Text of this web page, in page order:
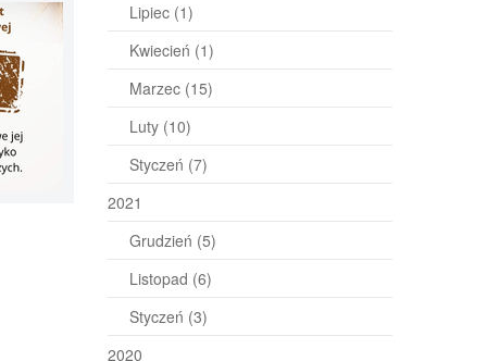
Lipiec (1)
Kwiecień (1)
Marzec (15)
Luty (10)
Styczeń (7)
2021
Grudzień (5)
Listopad (6)
Styczeń (3)
2020